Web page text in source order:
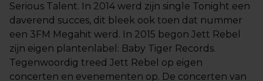
Serious Talent. In 2014 werd zijn single Tonight een
daverend succes, dit bleek ook toen dat nummer
een 3FM Megahit werd. In 2015 begon Jett Rebel
zijn eigen plantenlabel: Baby Tiger Records.
Tegenwoordig treed Jett Rebel op eigen
concerten en evenementen op. De concerten van